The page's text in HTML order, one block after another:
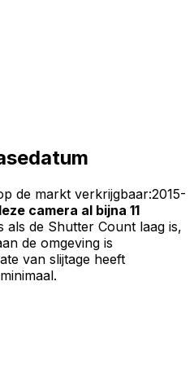
de markt verkrijgbaar:2015-
camera al bijna 11
als de Shutter Count laag is,
de omgeving is
van slijtage heeft